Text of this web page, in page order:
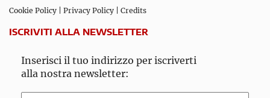
Cookie Policy Privacy Policy Credits
ISCRIVITI ALLA NEWSLETTER
Inserisci il tuo indirizzo per iscriverti
alla nostra newsletter: